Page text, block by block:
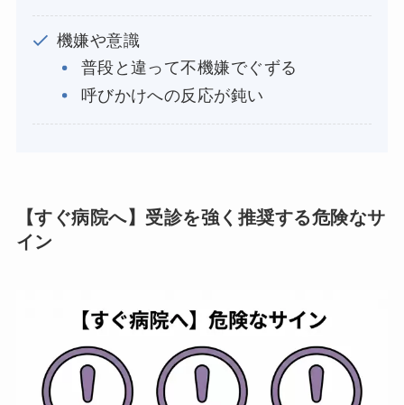
機嫌や意識
普段と違って不機嫌でぐずる
呼びかけへの反応が鈍い
【すぐ病院へ】受診を強く推奨する危険なサ
イン